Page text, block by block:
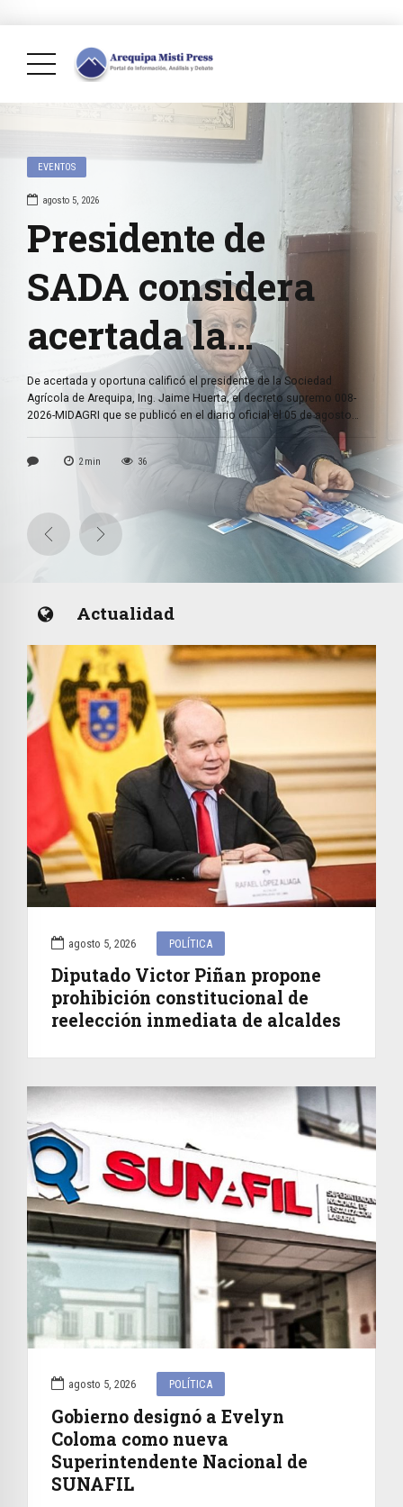
control
728 de
EVENTOS
agosto 5, 2026
Presidente de
SADA considera
acertada la
reorganización del
MIDAGRI que
decretó gobierno de
Fujimori
De acertada y oportuna calificó el presidente de la Sociedad
Agrícola de Arequipa, Ing. Jaime Huerta, el decreto supremo 008-
2026-MIDAGRI que se publicó en el diario oficial el 05 de agosto
donde se decreta la reorganización del Ministerio de Desarrollo
Agrario y Riego por 120 días con el objeto de evaluar su situación
administrativa, organizacional […]
2 min 36
Actualidad
agosto 5, 2026 POLÍTICA
Diputado Victor Piñan propone
prohibición constitucional de
reelección inmediata de alcaldes
agosto 5, 2026 POLÍTICA
Gobierno designó a Evelyn
Coloma como nueva
Superintendente Nacional de
SUNAFIL